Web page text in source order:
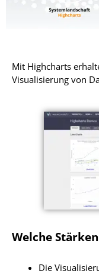
Mit Highcharts
Visualisierung von
Welche
Die